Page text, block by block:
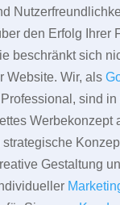
den Erfolg Ihrer
beschränkt sich
Website. Wir, als
sind in
Werbekonzept
Gestaltung